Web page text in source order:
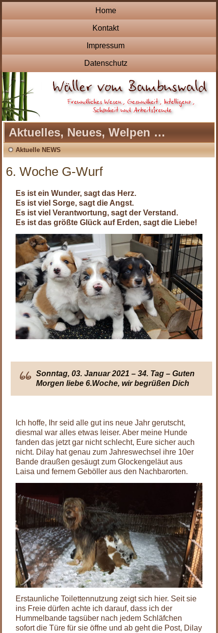
Home
Kontakt
Impressum
Datenschutz
Aktuelles, Neues, Welpen …
Aktuelle NEWS
6. Woche G-Wurf
Es ist ein Wunder, sagt das Herz.
Es ist viel Sorge, sagt die Angst.
Es ist viel Verantwortung, sagt der Verstand.
Es ist das größte Glück auf Erden, sagt die Liebe!
Sonntag, 03. Januar 2021 – 34. Tag – Guten
Morgen liebe 6.Woche, wir begrüßen Dich
Ich hoffe, Ihr seid alle gut ins neue Jahr gerutscht,
diesmal war alles etwas leiser. Aber meine Hunde
fanden das jetzt gar nicht schlecht, Eure sicher auch
nicht. Dilay hat genau zum Jahreswechsel ihre 10er
Bande draußen gesäugt zum Glockengeläut aus
Laisa und fernem Geböller aus den Nachbarorten.
Erstaunliche Toilettennutzung zeigt sich hier. Seit sie
ins Freie dürfen achte ich darauf, dass ich der
Hummelbande tagsüber nach jedem Schläfchen
sofort die Türe für sie öffne und ab geht die Post, Dilay